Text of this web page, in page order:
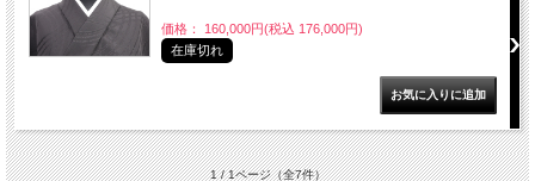
価格： 160,000円(税込 176,000円)
在庫切れ
1 / 1ページ（全7件）